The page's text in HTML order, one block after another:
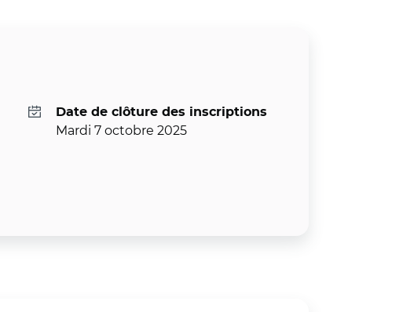
Date de clôture des inscriptions
Mardi 7 octobre 2025